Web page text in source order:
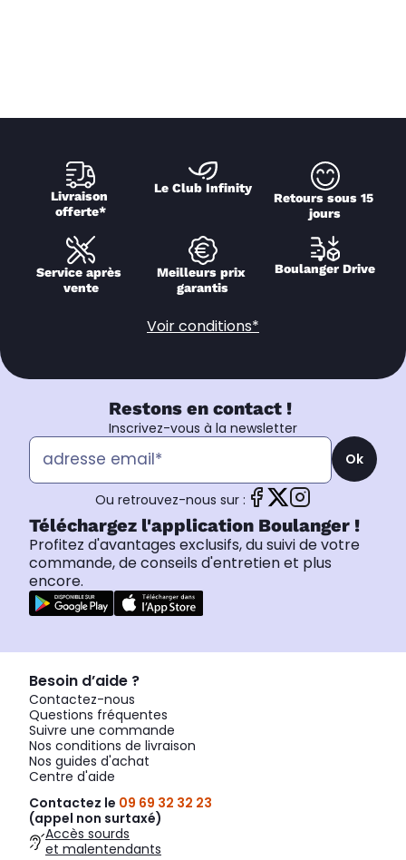
Livraison
offerte*
Le Club Infinity
Retours sous 15
jours
Service après
vente
Meilleurs prix
garantis
Boulanger Drive
Voir conditions*
Restons en contact !
Inscrivez-vous à la newsletter
Ok
Ou retrouvez-nous sur :
Téléchargez l'application Boulanger !
Profitez d'avantages exclusifs, du suivi de votre
commande, de conseils d'entretien et plus
encore.
Besoin d’aide ?
Contactez-nous
Questions fréquentes
Suivre une commande
Nos conditions de livraison
Nos guides d'achat
Centre d'aide
Contactez le 09 69 32 32 23
(appel non surtaxé)
Accès sourds
et malentendants